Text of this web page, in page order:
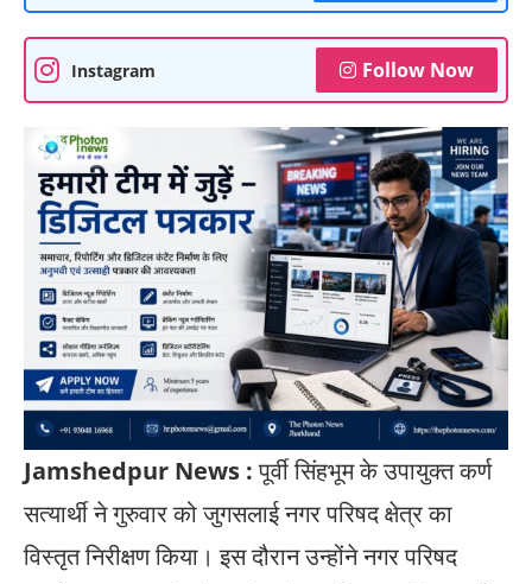
Instagram Follow Now
Jamshedpur News :पूर्वी सिंहभूम के उपायुक्त कर्ण
सत्यार्थी ने गुरुवार को जुगसलाई नगर परिषद क्षेत्र का
विस्तृत निरीक्षण किया। इस दौरान उन्होंने नगर परिषद